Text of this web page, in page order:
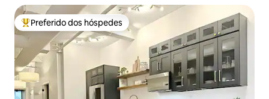
Entre os melhores preferidos dos hóspedes
Preferido dos hóspedes